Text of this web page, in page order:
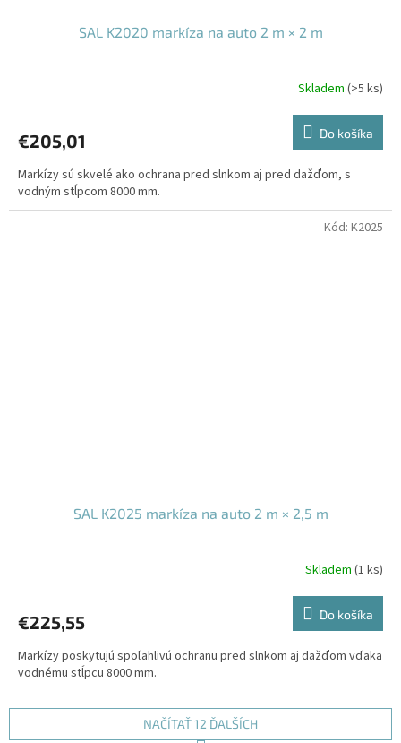
SAL K2020 markíza na auto 2 m × 2 m
Skladem (>5 ks)
€205,01 Do košíka
Markízy sú skvelé ako ochrana pred slnkom aj pred dažďom, s
vodným stĺpcom 8000 mm.
SAL K2025 markíza na auto 2 m × 2,5 m
Skladem (1 ks)
€225,55 Do košíka
Markízy poskytujú spoľahlivú ochranu pred slnkom aj dažďom vďaka
vodnému stĺpcu 8000 mm.
Kód: K2025
NAČÍTAŤ 12 ĎALŠÍCH